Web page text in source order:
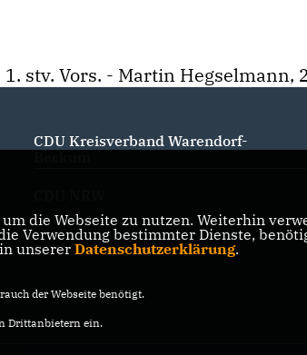
stv. Vors. - Martin Hegselmann,
CDU Kreisverband Warendorf-
CDU Deutschlands
die Webseite zu nutzen. Weiterhin
Verwendung bestimmter Dienste,
unserer Datenschutzerklärung.
der Webseite benötigt.
Drittanbietern ein.